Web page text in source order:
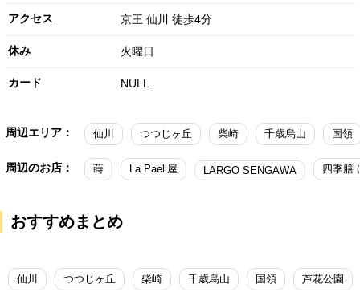
アクセス 京王 仙川 徒歩4分
休み 火曜日
カード NULL
周辺エリア： 仙川 つつじヶ丘 柴崎 千歳烏山 国領
周辺のお店： 蒔 La Paell屋 LARGO SENGAWA 四季膳
おすすめまとめ
仙川 つつじヶ丘 柴崎 千歳烏山 国領 芦花公園